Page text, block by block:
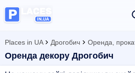
Places in UA Дрогобич Оренда,
Оренда декору Дрогобич